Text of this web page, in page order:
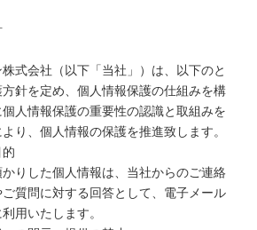
式会社（以下「当社」）は、以下のと
針を定め、個人情報保護の仕組みを構
人情報保護の重要性の認識と取組みを
り、個人情報の保護を推進致します。
りした個人情報は、当社からのご連絡
質問に対する回答として、電子メール
用いたします。